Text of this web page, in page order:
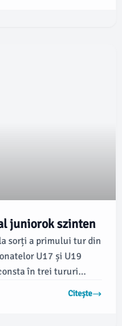
juniorok szinten
sorți a primului tur din
U17 și U19
în trei tururi
Citește